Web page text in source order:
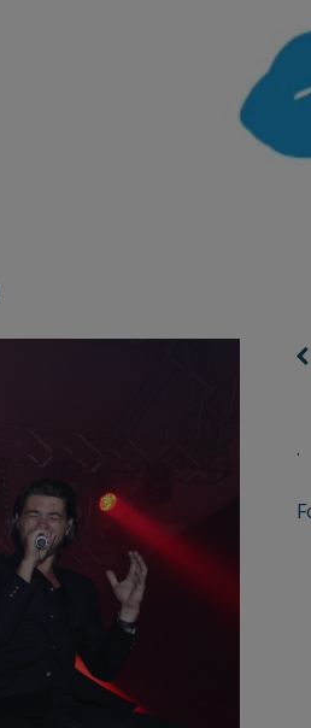
.